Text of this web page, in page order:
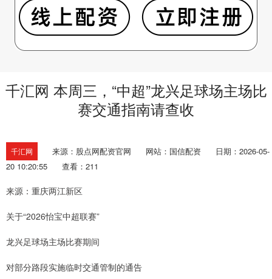
千汇网 本周三，“中超”龙兴足球场主场比
赛交通指南请查收
千汇网 来源：股点网配资官网 网站：国信配资
日期：2026-05-
20 10:20:55
查看：211
来源：重庆两江新区
关于“2026怡宝中超联赛”
龙兴足球场主场比赛期间
对部分路段实施临时交通管制的通告